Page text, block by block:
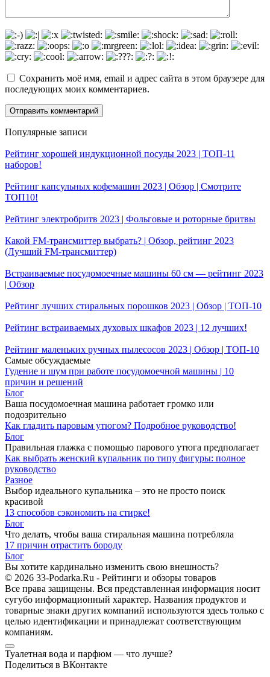
Сохранить моё имя, email и адрес сайта в этом браузере для
последующих моих комментариев.
Популярные записи
Рейтинг хорошей индукционной посуды 2023 | ТОП-11
наборов!
Рейтинг капсульных кофемашин 2023 | Обзор | Смотрите
ТОП10!
Рейтинг электробритв 2023 | Фольговые и роторные бритвы
Какой FM-трансмиттер выбрать? | Обзор, рейтинг 2023
(Лучший FM-трансмиттер)
Встраиваемые посудомоечные машины 60 см — рейтинг 2023
| Обзор
Рейтинг лучших стиральных порошков 2023 | Обзор | ТОП-10
Рейтинг встраиваемых духовых шкафов 2023 | 12 лучших!
Рейтинг маленьких ручных пылесосов 2023 | Обзор | ТОП-10
Самые обсуждаемые
Гудение и шум при работе посудомоечной машины | 10
причин и решений
Блог
Ваша посудомоечная машина работает громко или
подозрительно
Как гладить паровым утюгом? Подробное руководство!
Блог
Правильная глажка с помощью парового утюга предполагает
Как выбрать женский купальник по типу фигуры: полное
руководство
Разное
Выбор идеального купальника – это не просто поиск
красивой
13 способов сэкономить на стирке!
Блог
Что делать, чтобы ваша стиральная машина потребляла
17 причин отрастить бороду
Блог
Вы хотите кардинально изменить свою внешность?
© 2026 33-Podarka.Ru - Рейтинги и обзоры товаров
Все права защищены. Вся представленная информация носит
сугубо информационный характер. Названия продуктов и
товарные знаки других компаний используются здесь только с
целью идентификации и принадлежат соответствующим
компаниям.
Туалетная вода и парфюм — что лучше?
Поделиться в ВКонтакте